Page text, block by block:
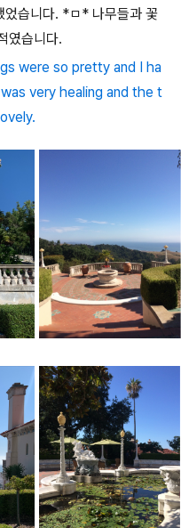
었습니다. *ㅁ* 나무들과 꽃
였습니다.
were so pretty and I ha
very healing and the t